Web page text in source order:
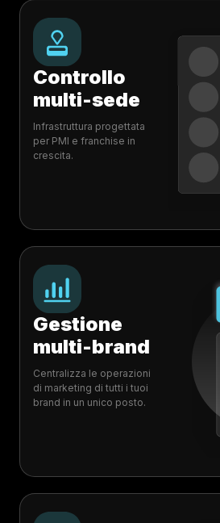
Controllo
multi-sede
Infrastruttura progettata
per PMI e franchise in
crescita.
Gestione
multi-brand
Centralizza le operazioni
di marketing di tutti i tuoi
brand in un unico posto.